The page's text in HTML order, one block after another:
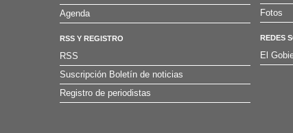
Agenda
RSS Y REGISTRO
RSS
Suscripción Boletín de noticias
Registro de periodistas
Fotos
REDES
El